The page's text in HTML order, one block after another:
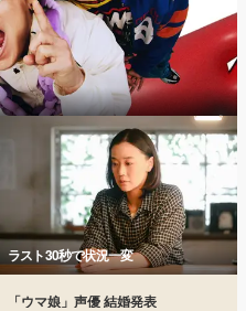
ラスト30秒で状況一変
「ウマ娘」声優 結婚発表